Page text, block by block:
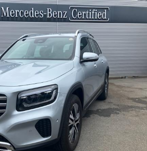
設定中
ソーシャルメディアポリシー
キャンセル
京都南
サーティファイドカーコーナー
販売店情報
地図を見る
在庫一覧